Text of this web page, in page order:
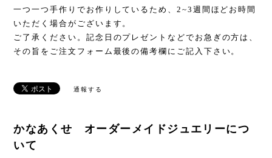
一つ一つ手作りでお作りしているため、2~3週間ほどお時間
いただく場合がございます。
ご了承ください。記念日のプレゼントなどでお急ぎの方は、
その旨をご注文フォーム最後の備考欄にご記入下さい。
通報する
かなあくせ オーダーメイドジュエリーにつ
いて